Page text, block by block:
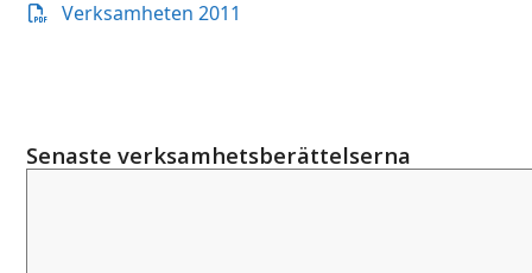
Verksamheten 2011
Senaste verksamhetsberättelserna